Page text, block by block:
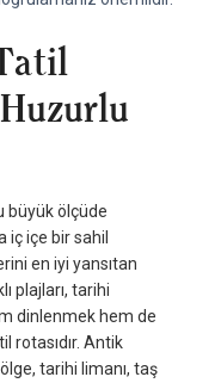
büyük ölçüde
iç içe bir sahil
en iyi yansıtan
plajları, tarihi
dinlenmek hem de
rotasıdır. Antik
tarihi limanı, taş